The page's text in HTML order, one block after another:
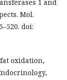
1 and
Mol.
doi:
oxidation,